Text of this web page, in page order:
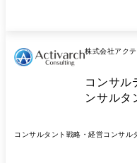
株式会社アク
コンサル
ンサルタ
コンサルタント 戦略・経営コンサル